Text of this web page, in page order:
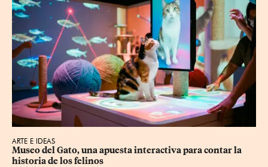
ARTE E IDEAS
Museo del Gato, una apuesta interactiva para contar la
historia de los felinos